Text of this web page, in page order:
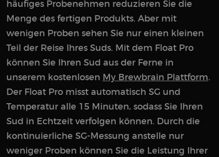
häufiges Probenehmen reduzieren Sie die
Menge des fertigen Produkts. Aber mit
wenigen Proben sehen Sie nur einen kleinen
Teil der Reise Ihres Suds. Mit dem Float Pro
können Sie Ihren Sud aus der Ferne in
unserem kostenlosen My Brewbrain Plattform.
Der Float Pro misst automatisch SG und
Temperatur alle 15 Minuten, sodass Sie Ihren
Sud in Echtzeit verfolgen können. Durch die
kontinuierliche SG-Messung anstelle nur
weniger Proben können Sie die Leistung Ihrer